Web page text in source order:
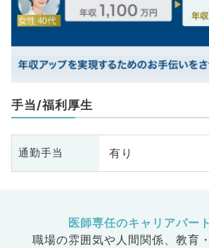
手当/福利厚生
通勤手当 有り
医師専任のキャリアパー
職場の雰囲気や人間関係、 教育